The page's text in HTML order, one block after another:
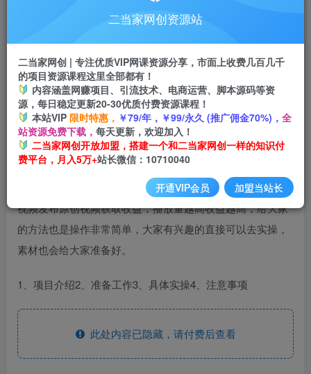
会员专属资源
会员免费
开通会员
今天给大家分享一个通过原创视频的掘金项目，就是在西瓜
视频发布原创视频获取收益，播放量越高收益越高，给大家
的方法也是操作非常简单，大家有兴趣的直接可以去实操，
素材也会给大家准备好。
1、项目介绍2、准备工作3、具体实操4、注意事项
此处内容已隐藏，请付费后查看
二当家网创资源站
二当家网创 | 专注优质VIP网课资源分享，市面上收费几百几千
的项目资源课程这里全部都有！
内容涵盖网赚项目、引流技术、电商运营、脚本源码等资
源，每日稳定更新20-30优质付费资源课程！
本站VIP 限时特惠， ￥79/年，￥99/永久 (推广佣金70%)， 全
站资源免费下载， 每天更新，欢迎加入！
二当家网创开放加盟，搭建一个和二当家网创一样的知识付
费平台，月入5万+站长微信：10710040
开通VIP会员 加盟当站长